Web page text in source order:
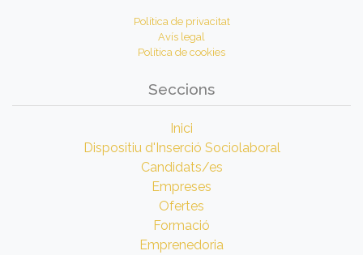
Política de privacitat
Avís legal
Política de cookies
Seccions
Inici
Dispositiu d'Inserció Sociolaboral
Candidats/es
Empreses
Ofertes
Formació
Emprenedoria